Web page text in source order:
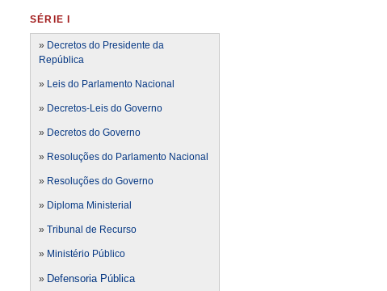
SÉRIE I
» Decretos do Presidente da
República
» Leis do Parlamento Nacional
» Decretos-Leis do Governo
» Decretos do Governo
» Resoluções do Parlamento Nacional
» Resoluções do Governo
» Diploma Ministerial
» Tribunal de Recurso
» Ministério Público
» Defensoria Pública